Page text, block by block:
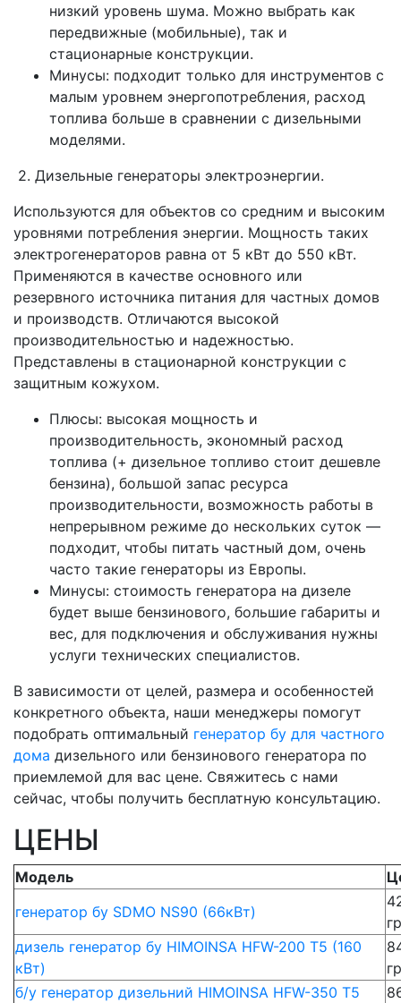
низкий уровень шума. Можно выбрать как
передвижные (мобильные), так и
стационарные конструкции.
Минусы: подходит только для инструментов с
малым уровнем энергопотребления, расход
топлива больше в сравнении с дизельными
моделями.
2. Дизельные генераторы электроэнергии.
Используются для объектов со средним и высоким
уровнями потребления энергии. Мощность таких
электрогенераторов равна от 5 кВт до 550 кВт.
Применяются в качестве основного или
резервного источника питания для частных домов
и производств. Отличаются высокой
производительностью и надежностью.
Представлены в стационарной конструкции с
защитным кожухом.
Плюсы: высокая мощность и
производительность, экономный расход
топлива (+ дизельное топливо стоит дешевле
бензина), большой запас ресурса
производительности, возможность работы в
непрерывном режиме до нескольких суток —
подходит, чтобы питать частный дом, очень
часто такие генераторы из Европы.
Минусы: стоимость генератора на дизеле
будет выше бензинового, большие габариты и
вес, для подключения и обслуживания нужны
услуги технических специалистов.
В зависимости от целей, размера и особенностей
конкретного объекта, наши менеджеры помогут
подобрать оптимальный генератор бу для частного
дома дизельного или бензинового генератора по
приемлемой для вас цене. Свяжитесь с нами
сейчас, чтобы получить бесплатную консультацию.
ЦЕНЫ
Модель
генератор бу SDMO NS90 (66кВт)
дизель генератор бу HIMOINSA HFW-200 T5 (160
кВт)
б/у генератор дизельний HIMOINSA HFW-350 T5